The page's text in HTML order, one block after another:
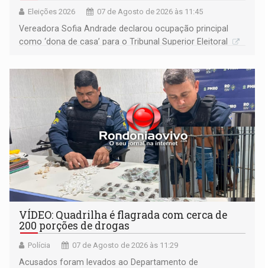
Eleições 2026 07 de Agosto de 2026 às 11:45
Vereadora Sofia Andrade declarou ocupação principal
como ‘dona de casa’ para o Tribunal Superior Eleitoral
VÍDEO: Quadrilha é flagrada com cerca de
200 porções de drogas
Polícia 07 de Agosto de 2026 às 11:29
Acusados foram levados ao Departamento de